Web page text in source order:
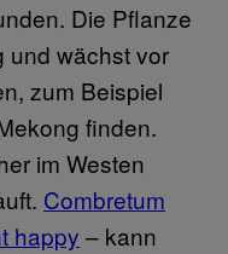
Die Pflanze
und wächst vor
zum Beispiel
finden.
im Westen
Combretum
happy – kann